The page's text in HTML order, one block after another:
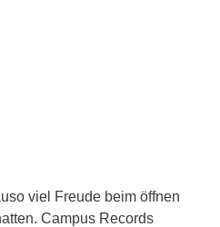
viel Freude beim öffnen
Campus Records